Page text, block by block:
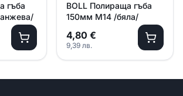
гъба
BOLL Полираща гъба
150мм M14 /бяла/
4,80 €
9,39 лв.